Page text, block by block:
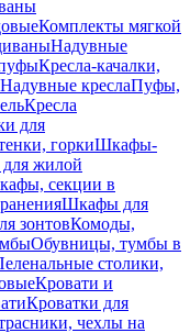
Комплекты мягкой
Надувные
Кресла-качалки,
Надувные креслаПуфы,
Кресла
для
горкиШкафы-
жилой
секции в
Шкафы для
зонтовКомоды,
Обувницы, тумбы в
столики,
Кровати и
Кроватки для
чехлы на